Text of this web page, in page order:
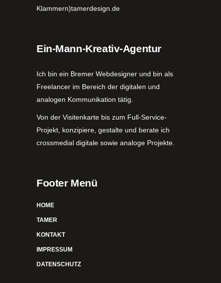
Klammern)tamerdesign.de
Ein-Mann-Kreativ-Agentur
Ich bin ein Bremer Webdesigner und bin als
Freelancer im Bereich der digitalen und
analogen Kommunikation tätig.
Von der Visitenkarte bis zum Full-Service-
Projekt, konzipiere, gestalte und berate ich
crossmedial digitale sowie analoge Projekte.
Footer Menü
HOME
TAMER
KONTAKT
IMPRESSUM
DATENSCHUTZ